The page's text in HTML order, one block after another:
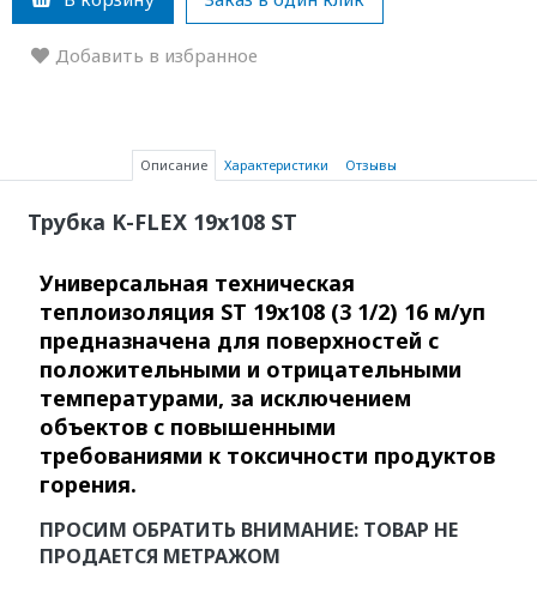
Добавить в избранное
Описание Характеристики Отзывы
Трубка K-FLEX 19x108 ST
Универсальная техническая
теплоизоляция ST 19x108 (3 1/2) 16 м/уп
предназначена для поверхностей с
положительными и отрицательными
температурами, за исключением
объектов с повышенными
требованиями к токсичности продуктов
горения.
ПРОСИМ ОБРАТИТЬ ВНИМАНИЕ: ТОВАР НЕ
ПРОДАЕТСЯ МЕТРАЖОМ